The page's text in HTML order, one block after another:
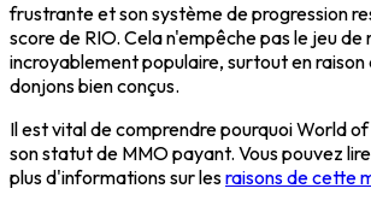
frustranteet sonsystème de progression
score de RIO. Cela n'empêche pas le jeu de
incroyablement populaire, surtout en raison
donjons bien conçus.
Il est vital de comprendre pourquoiWorld
son statut de MMO payant. Vous pouvez
plus d'informations sur lesraisons de cette